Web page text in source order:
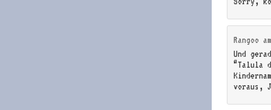
Rangoo
Und
“Talula
voraus,